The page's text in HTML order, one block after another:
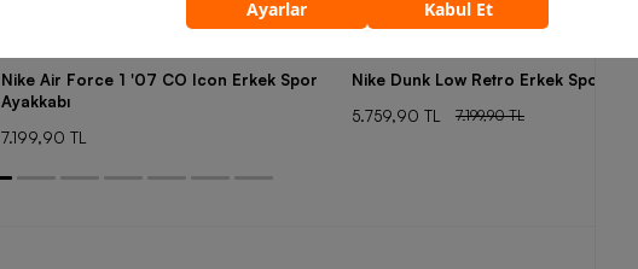
Nike Air Force 1 '07 CO Icon Erkek Spor
Ayakkabı
7.199,90 TL
Nike Dunk Low Retro Erkek Spor
5.759,90 TL
7.199,90 TL